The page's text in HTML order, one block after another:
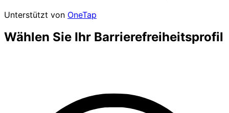
Unterstützt von OneTap
Wählen Sie Ihr Barrierefreiheitsprofil